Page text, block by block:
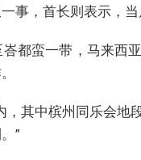
事，首长则表示，
都蛮一带，马来西
，其中槟州同乐会地
”